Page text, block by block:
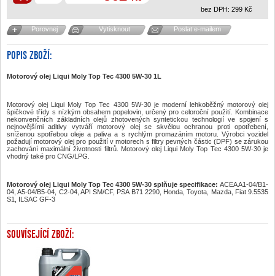
bez DPH: 299 Kč
Porovnej Vytisknout Poslat e-mailem
POPIS ZBOŽÍ:
Motorový olej Liqui Moly Top Tec 4300 5W-30 1L
Motorový olej Liqui Moly Top Tec 4300 5W-30 je moderní lehkoběžný motorový olej
špičkové třídy s nízkým obsahem popelovin, určený pro celoroční použití. Kombinace
nekonvenčních základních olejů zhotovených syntetickou technologií ve spojení s
nejnovějšími aditivy vytváří motorový olej se skvělou ochranou proti opotřebení,
sníženou spotřebou oleje a paliva a s rychlým promazáním motoru. Výrobci vozidel
požadují motorový olej pro použití v motorech s filtry pevných částic (DPF) se zárukou
zachování maximální životnosti filtrů. Motorový olej Liqui Moly Top Tec 4300 5W-30 je
vhodný také pro CNG/LPG.
Motorový olej Liqui Moly Top Tec 4300 5W-30 splňuje specifikace: ACEA A1-04/B1-
04, A5-04/B5-04, C2-04, API SM/CF, PSA B71 2290, Honda, Toyota, Mazda, Fiat 9.5535
S1, ILSAC GF-3
SOUVÍSEJÍCÍ ZBOŽÍ: